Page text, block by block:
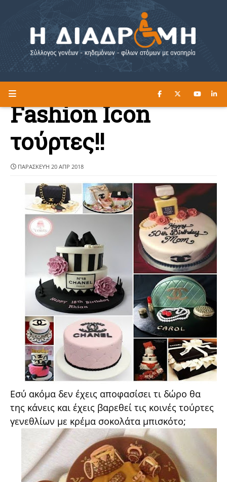
Η ΔΙΑΔΡΟΜΗ ΔΙΑΒΑΣΤΕ ΕΔΩ ►
Fashion Icon
τούρτες!!
ΠΑΡΑΣΚΕΥΉ 20 ΑΠΡ 2018
Εσύ ακόμα δεν έχεις αποφασίσει τι δώρο θα
της κάνεις και έχεις βαρεθεί τις κοινές τούρτες
γενεθλίων με κρέμα σοκολάτα μπισκότο;